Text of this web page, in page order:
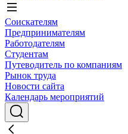
Соискателям
Предпринимателям
Работодателям
Студентам
Путеводитель по компаниям
Рынок труда
Новости сайта
Календарь мероприятий